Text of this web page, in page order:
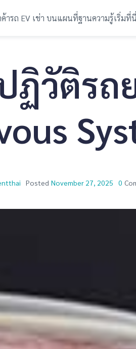
ารถ EV เช่า บนแผนที่ฐานความรู้เริ่มที่นี่
ฏิวัติร
Posted November 27, 2025 0